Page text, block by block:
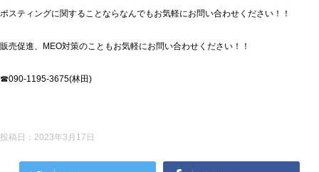
ポスティングに関することならなんでもお気軽にお問い合わせください！！
販売促進、MEO対策のこともお気軽にお問い合わせください！！
☎090-1195-3675(林田)
投稿日： 2023年3月17日